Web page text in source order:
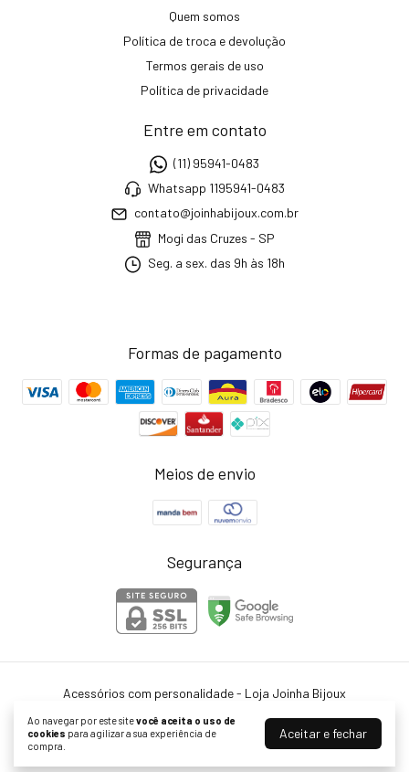
Ao navegar por este sitevocê aceita o uso de
cookies para agilizar a sua experiência de
compra.
Aceitar e fechar
Quem somos
Política de troca e devolução
Termos gerais de uso
Política de privacidade
Entre em contato
(11) 95941-0483
Whatsapp 1195941-0483
contato@joinhabijoux.com.br
Mogi das Cruzes - SP
Seg. a sex. das 9h às 18h
Formas de pagamento
Meios de envio
Segurança
Acessórios com personalidade - Loja Joinha Bijoux